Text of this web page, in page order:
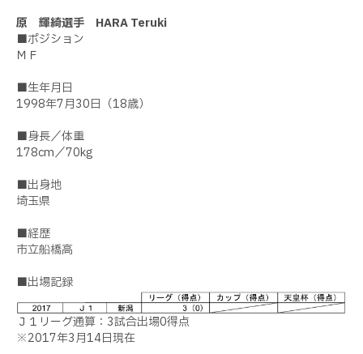
原 輝綺選手 HARA Teruki
■ポジション
ＭＦ
■生年月日
1998年7月30日（18歳）
■身長／体重
178cm／70kg
■出身地
埼玉県
■経歴
市立船橋高
■出場記録
Ｊ１リーグ通算：3試合出場0得点
※2017年3月14日現在